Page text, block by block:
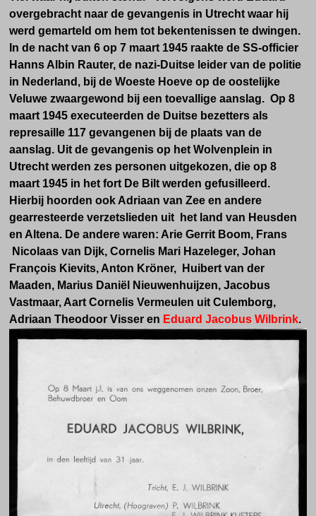
overgebracht naar de gevangenis in Utrecht waar hij
werd gemarteld om hem tot bekentenissen te dwingen.
In de nacht van 6 op 7 maart 1945 raakte de SS-officier
Hanns Albin Rauter, de nazi-Duitse leider van de politie
in Nederland, bij de Woeste Hoeve op de oostelijke
Veluwe zwaargewond bij een toevallige aanslag. Op 8
maart 1945 executeerden de Duitse bezetters als
represaille 117 gevangenen bij de plaats van de
aanslag. Uit de gevangenis op het Wolvenplein in
Utrecht werden zes personen uitgekozen, die op 8
maart 1945 in het fort De Bilt werden gefusilleerd.
Hierbij hoorden ook Adriaan van Zee en andere
gearresteerde verzetslieden uit het land van Heusden
en Altena. De andere waren: Arie Gerrit Boom, Frans
Nicolaas van Dijk, Cornelis Mari Hazeleger, Johan
François Kievits, Anton Kröner, Huibert van der
Maaden, Marius Daniël Nieuwenhuijzen, Jacobus
Vastmaar, Aart Cornelis Vermeulen uit Culemborg,
Adriaan Theodoor Visser en Eduard Jacobus Wilbrink.